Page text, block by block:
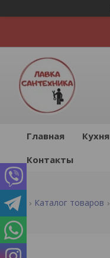
Главная Кухня
Контакты
Каталог товаров